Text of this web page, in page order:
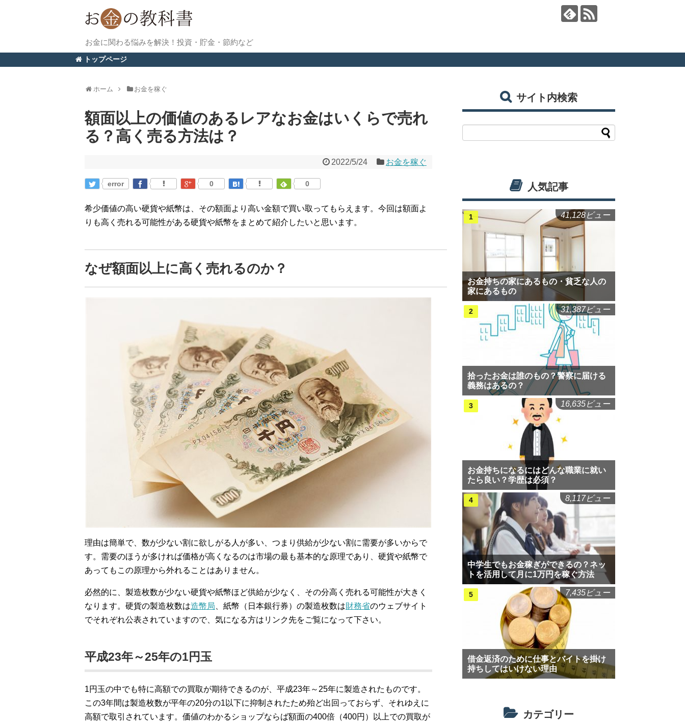
お金に関わる悩みを解決！投資・貯金・節約など
トップページ
ホーム お金を稼ぐ
額面以上の価値のあるレアなお金はいくらで売れ
る？高く売る方法は？
2022/5/24 お金を稼ぐ
error 0 0
希少価値の高い硬貨や紙幣は、その額面より高い金額で買い取ってもらえます。今回は額面よ
りも高く売れる可能性がある硬貨や紙幣をまとめて紹介したいと思います。
なぜ額面以上に高く売れるのか？
理由は簡単で、数が少ない割に欲しがる人が多い、つまり供給が少ない割に需要が多いからで
す。需要のほうが多ければ価格が高くなるのは市場の最も基本的な原理であり、硬貨や紙幣で
あってもこの原理から外れることはありません。
必然的に、製造枚数が少ない硬貨や紙幣ほど供給が少なく、その分高く売れる可能性が大きく
なります。硬貨の製造枚数は造幣局 、紙幣（日本銀行券）の製造枚数は財務省のウェブサイト
でそれぞれ公表されていますので、気になる方はリンク先をご覧になって下さい。
平成23年～25年の1円玉
1円玉の中でも特に高額での買取が期待できるのが、平成23年～25年に製造されたものです。
この3年間は製造枚数が平年の20分の1以下に抑制されたため殆ど出回っておらず、それゆえに
高額で取引されています。価値のわかるショップならば額面の400倍（400円）以上での買取が
サイト内検索
人気記事
お金持ちの家にあるもの・貧乏な人の
家にあるもの
41,128ビュー
拾ったお金は誰のもの？警察に届ける
義務はあるの？
31,387ビュー
お金持ちになるにはどんな職業に就い
たら良い？学歴は必須？
16,635ビュー
中学生でもお金稼ぎができるの？ネッ
トを活用して月に1万円を稼ぐ方法
8,117ビュー
借金返済のために仕事とバイトを掛け
持ちしてはいけない理由
7,435ビュー
カテゴリー